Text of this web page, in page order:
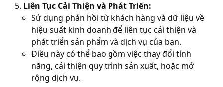
Liên Tục Cải Thiện và Phát Triển:
Sử dụng phản hồi từ khách hàng và dữ liệu về
hiệu suất kinh doanh để liên tục cải thiện và
phát triển sản phẩm và dịch vụ của bạn.
Điều này có thể bao gồm việc thay đổi tính
năng, cải thiện quy trình sản xuất, hoặc mở
rộng dịch vụ.